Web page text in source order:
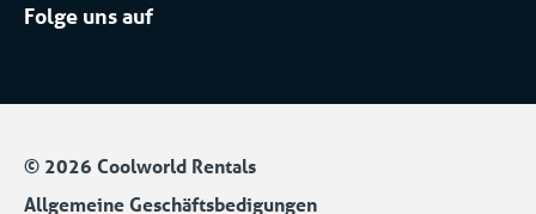
Folge uns auf
© 2026 Coolworld Rentals
Allgemeine Geschäftsbedigungen